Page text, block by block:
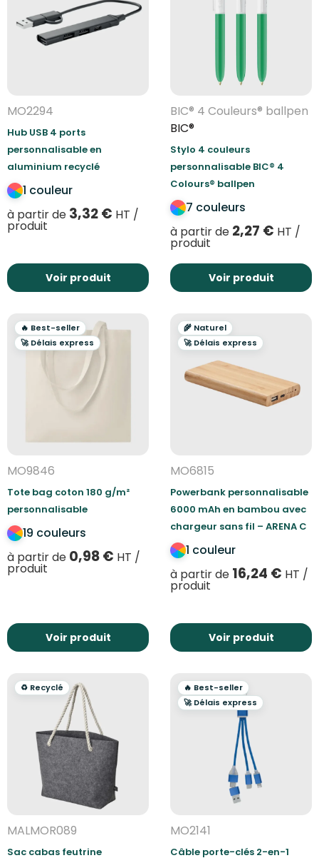
MO2294
Hub USB 4 ports
personnalisable en
aluminium recyclé
1 couleur
à partir de 3,32€ HT /
produit
Voir produit
BIC® 4 Couleurs® ballpen
BIC®
Stylo 4 couleurs
personnalisable BIC® 4
Colours® ballpen
7 couleurs
à partir de 2,27 € HT /
produit
Voir produit
🔥 Best-seller
🚀 Délais express
MO9846
Tote bag coton 180 g/m²
personnalisable
19 couleurs
à partir de 0,98€ HT /
produit
Voir produit
🌾 Naturel
🚀 Délais express
MO6815
Powerbank personnalisable
6000 mAh en bambou avec
chargeur sans fil – ARENA C
1 couleur
à partir de 16,24 € HT /
produit
Voir produit
♻️ Recyclé
MALMOR089
Sac cabas feutrine
🔥 Best-seller
🚀 Délais express
MO2141
Câble porte-clés 2-en-1